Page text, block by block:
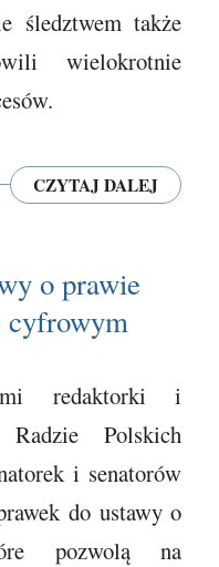
śledztwem także
wielokrotnie
CZYTAJ DALEJ
o prawie
cyfrowym
redaktorki i
Polskich
i senatorów
do ustawy o
pozwolą na